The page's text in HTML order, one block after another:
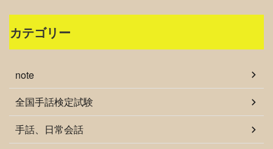
カテゴリー
note
全国手話検定試験
手話、日常会話